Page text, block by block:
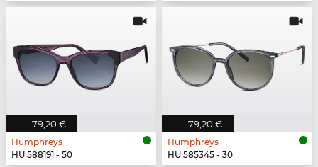
79,20 €
Humphreys
HU 588191 - 50
79,20 €
Humphreys
HU 585345 - 30